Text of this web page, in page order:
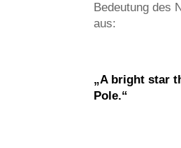
Bedeutung des
aus:
„A bright star
Pole.“